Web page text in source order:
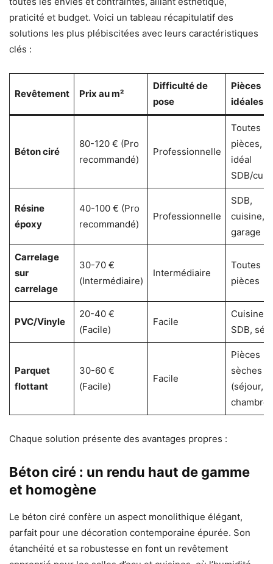
praticité et budget. Voici un tableau récapitulatif des
solutions les plus plébiscitées avec leurs caractéristiques
clés :
Revêtement Prix au m²
Difficulté de
pose
Pièces
idéales
Béton ciré
80-120 € (Pro
recommandé)
Professionnelle
Toutes
pièces,
idéal
SDB/
Résine
époxy
40-100 € (Pro
recommandé)
Professionnelle
SDB,
cuisine,
garage
Carrelage
sur
carrelage
30-70 €
(Intermédiaire)
Intermédiaire
Toutes
pièces
PVC/Vinyle
20-40 €
(Facile)
Facile
Cuisine,
SDB,
Parquet
flottant
30-60 €
(Facile)
Facile
Pièces
sèches
(séjour,
chambre)
Chaque solution présente des avantages propres :
Béton ciré : un rendu haut de gamme
et homogène
Le béton ciré confère un aspect monolithique élégant,
parfait pour une décoration contemporaine épurée. Son
étanchéité et sa robustesse en font un revêtement